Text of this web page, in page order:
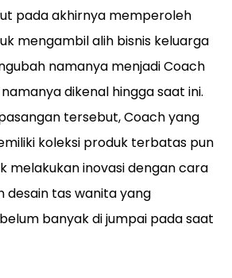
pada akhirnya memperoleh
mengambil alih bisnis keluarga
namanya menjadi Coach
dikenal hingga saat ini.
tersebut, Coach yang
koleksi produk terbatas pun
melakukan inovasi dengan cara
desain tas wanita yang
banyak di jumpai pada saat